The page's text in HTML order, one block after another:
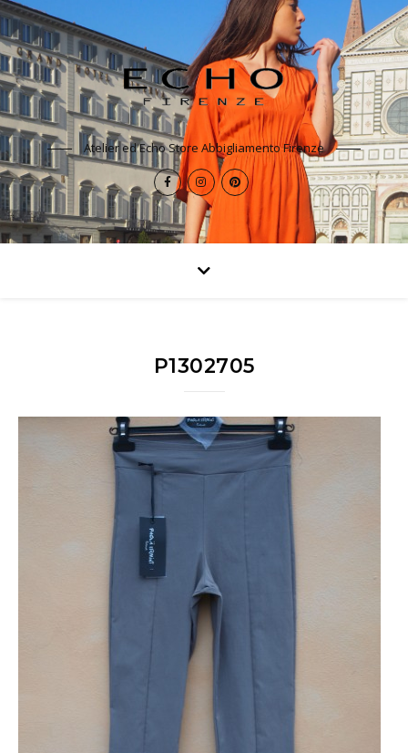
Atelier ed Echo Store Abbigliamento Firenze
P1302705